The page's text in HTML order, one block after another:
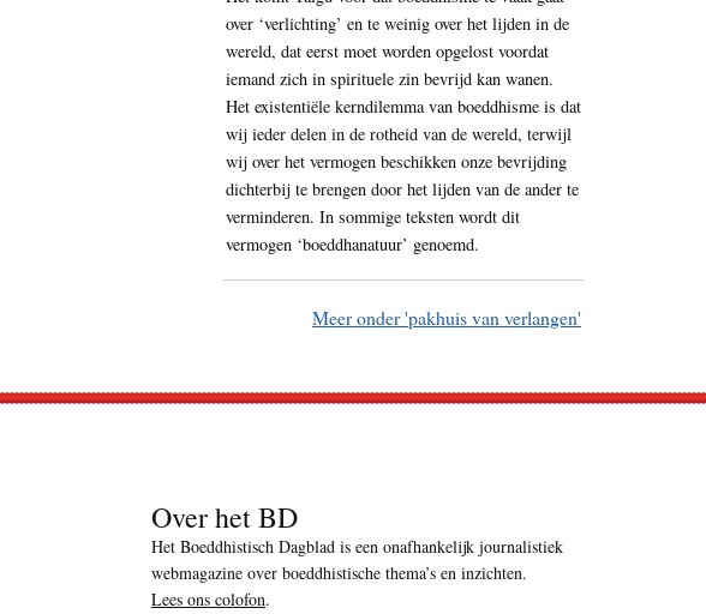
over ‘verlichting’ en te weinig over het lijden in de
wereld, dat eerst moet worden opgelost voordat
iemand zich in spirituele zin bevrijd kan wanen.
Het existentiële kerndilemma van boeddhisme is dat
wij ieder delen in de rotheid van de wereld, terwijl
wij over het vermogen beschikken onze bevrijding
dichterbij te brengen door het lijden van de ander te
verminderen. In sommige teksten wordt dit
vermogen ‘boeddhanatuur’ genoemd.
Meer onder 'pakhuis van verlangen'
Over het BD
Het Boeddhistisch Dagblad is een onafhankelijk journalistiek
webmagazine over boeddhistische thema’s en inzichten.
Lees ons colofon.